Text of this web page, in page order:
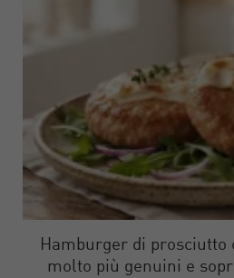
Hamburger di prosciutto
molto più genuini e